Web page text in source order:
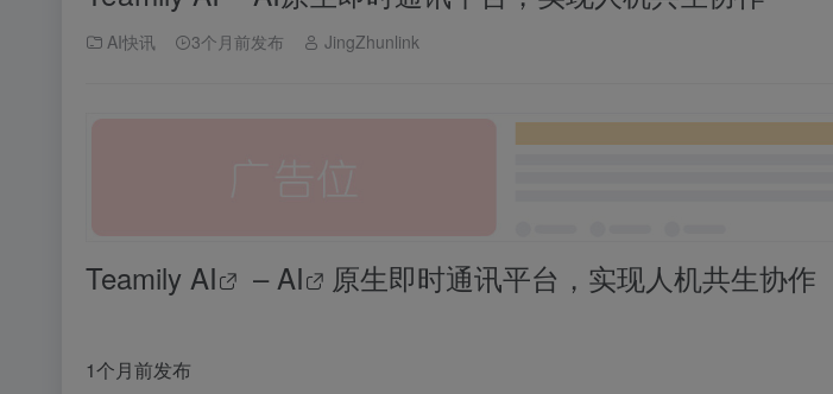
AI快讯 3个月前发布 JingZhunlink
Teamily AI –AI 原生即时通讯平台，实现人机共生协作
1个月前发布